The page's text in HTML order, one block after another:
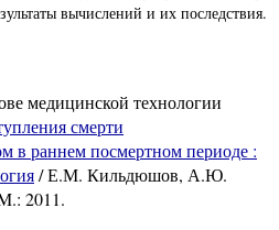
вычислений и их последствия.
медицинской технологии
смерти
в раннем посмертном периоде :
/ Е.М. Кильдюшов, А.Ю.
2011.